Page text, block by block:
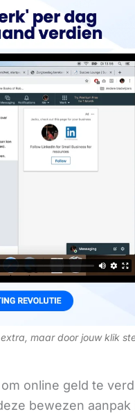
maar door jouw klik
online geld te
bewezen aanpak